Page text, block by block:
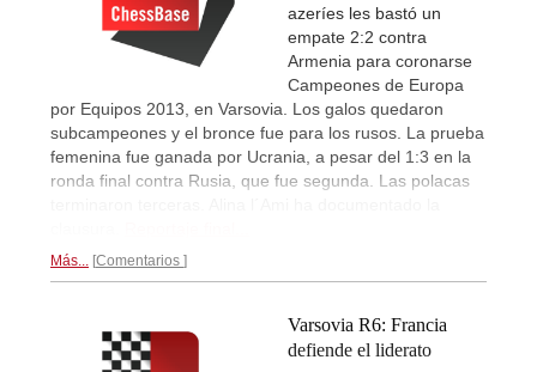
azeríes les bastó un
empate 2:2 contra
Armenia para coronarse
Campeones de Europa
por Equipos 2013, en Varsovia. Los galos quedaron
subcampeones y el bronce fue para los rusos. La prueba
femenina fue ganada por Ucrania, a pesar del 1:3 en la
ronda final contra Rusia, que fue segunda. Las polacas
Más... Comentarios
Varsovia R6: Francia
defiende el liderato